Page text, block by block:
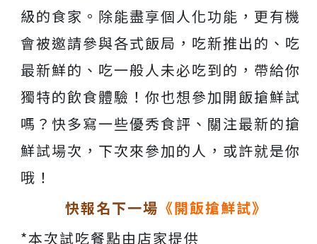
級的食家。除能盡享個人化功能，更有機
會被邀請參與各式飯局，吃新推出的、吃
最新鮮的、吃一般人未必吃到的，帶給你
獨特的飲食體驗！你也想參加開飯搶鮮試
嗎？快多寫一些優秀食評、關注最新的搶
鮮試場次，下次來參加的人，或許就是你
哦！
快報名下一場 《開飯搶鮮試》
*本次試吃餐點由店家提供